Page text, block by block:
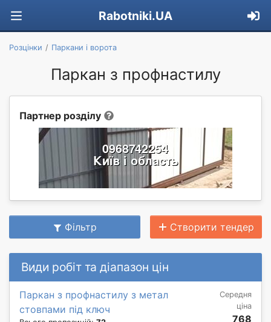
Rabotniki.UA
Розцінки Паркани і ворота
Паркан з профнастилу
Партнер розділу
Фільтр Створити тендер
Види робіт та діапазон цін
Паркан з профнастилу з метал
стовпами під ключ
Середня
ціна
768